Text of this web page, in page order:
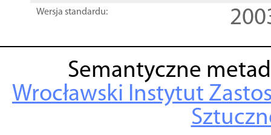
Wersja standardu:
Semantyczne
Wrocławski Instytut